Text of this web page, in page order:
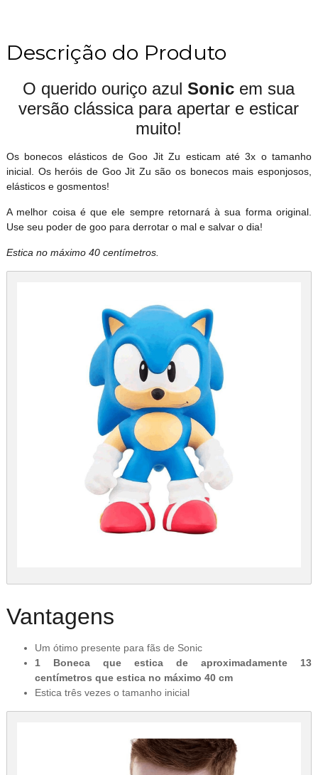
Descrição do Produto
O querido ouriço azulSonic em sua
versão clássica para apertar e esticar
muito!
Os bonecos elásticos de Goo Jit Zu esticam até 3x o tamanho
inicial. Os heróis de Goo Jit Zu são os bonecos mais esponjosos,
elásticos e gosmentos!
A melhor coisa é que ele sempre retornará à sua forma original.
Use seu poder de goo para derrotar o mal e salvar o dia!
Estica no máximo 40 centímetros.
Vantagens
Um ótimo presente para fãs de Sonic
1 Boneca que estica de aproximadamente 13
centímetros que estica no máximo 40 cm
Estica três vezes o tamanho inicial